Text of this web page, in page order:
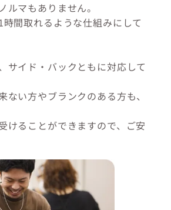
ルマもありません。
間取れるような仕組みにして
サイド・バックともに対応して
い方やブランクのある方も、
けることができますので、ご安